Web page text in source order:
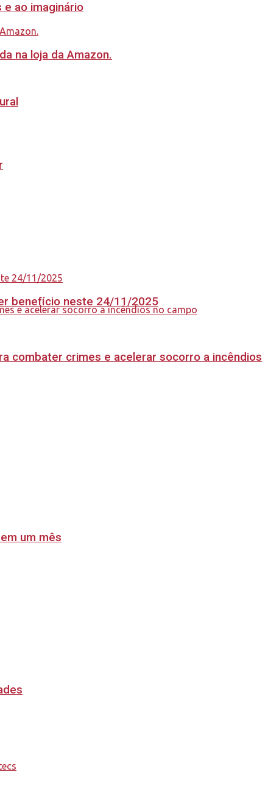
combater crimes e acelerar socorro a incêndios
ao imaginário
na loja da Amazon.
benefício neste 24/11/2025
um mês